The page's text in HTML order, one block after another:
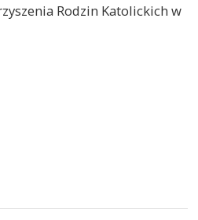
Rodzin Katolickich w